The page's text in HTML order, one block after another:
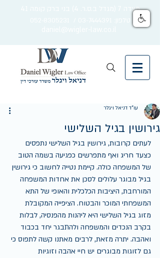
מצדה 7 (מגדל ב.ס.ר. 4) בני ברק קומה 41
גירושין בגיל השלישי
עו"ד דניאל ויגלר
לעתים קרובות, גירושין בגיל השלישי נתפסים
כצעד חריג ואף מתפרשים כפגיעה בשמה הטוב
של המשפחה כולה. קיימת נטייה לחשוב כי גירושין
בגיל מבוגר עלולים לסכן את אחדות המשפחה
המורחבת, היציבות הכלכלית והאופי של התא
המשפחתי המוכר והבטוח. הציפייה המקובלת
מזוג בגיל השלישי היא ליהנות מהפנסיה, לבלות
בקרב הנכדים והמשפחה ולהתבגר יחד בכבוד
ואהבה. יתרה מזאת, לרבים מאתנו קשה לתפוס כי
גם לזוגות מבוגרים יש חיי אהבה וזוגיות